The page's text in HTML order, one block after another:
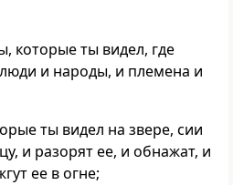
которые ты видел, где
и народы, и племена и
ты видел на звере, сии
и разорят ее, и обнажат, и
ее в огне;